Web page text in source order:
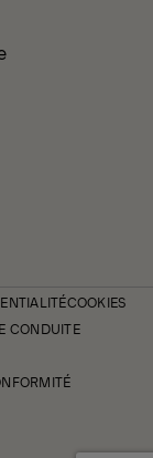
COOKIES
CONDUITE